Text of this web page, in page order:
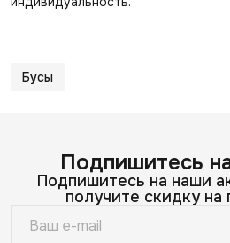
Бусы
Подпишитесь
Подпишитесь на наши
получите скидку на